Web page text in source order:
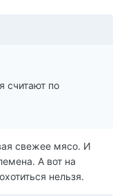
считают по
свежее мясо. И
А вот на
нельзя.